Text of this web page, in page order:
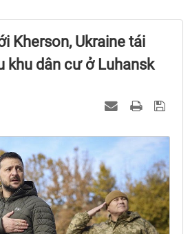
Kherson, Ukraine tái
khu dân cư ở Luhansk